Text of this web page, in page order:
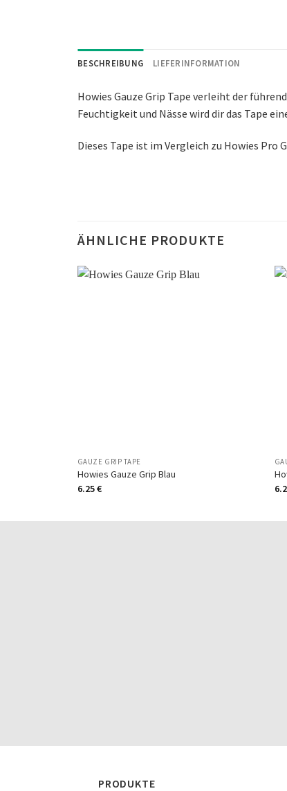
BESCHREIBUNG LIEFERINFORMATION
Howies Gauze Grip Tape verleiht der
Feuchtigkeit und Nässe wird dir das Tape
Dieses Tape ist im Vergleich zu Howies Pro
ÄHNLICHE PRODUKTE
GAUZE GRIP TAPE
Howies Gauze Grip Blau
6.25€
PRODUKTE